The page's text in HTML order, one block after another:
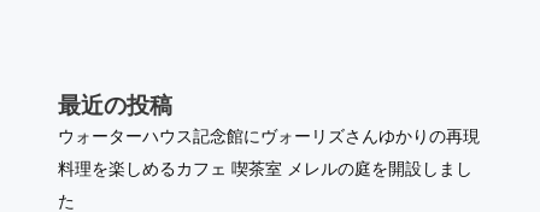
最近の投稿
ウォーターハウス記念館にヴォーリズさんゆかりの再現
料理を楽しめるカフェ 喫茶室 メレルの庭を開設しまし
た